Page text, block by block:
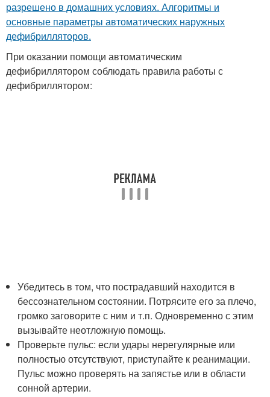
разрешено в домашних условиях. Алгоритмы и
основные параметры автоматических наружных
дефибрилляторов.
При оказании помощи автоматическим
дефибриллятором соблюдать правила работы с
дефибриллятором:
Убедитесь в том, что пострадавший находится в
бессознательном состоянии. Потрясите его за плечо,
громко заговорите с ним и т.п. Одновременно с этим
вызывайте неотложную помощь.
Проверьте пульс: если удары нерегулярные или
полностью отсутствуют, приступайте к реанимации.
Пульс можно проверять на запястье или в области
сонной артерии.